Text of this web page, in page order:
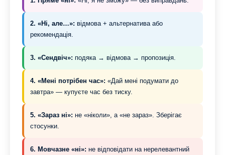
2. «Ні, але…»: відмова + альтернатива або
рекомендація.
3. «Сендвіч»: подяка → відмова → пропозиція.
4. «Мені потрібен час»: «Дай мені подумати до
завтра» — купуєте час без тиску.
5. «Зараз ні»: не «ніколи», а «не зараз». Зберігає
стосунки.
6. Мовчазне «ні»: не відповідати на нерелевантний